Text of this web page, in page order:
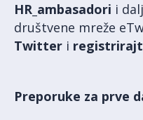
HR_ambasadori i
društvene mreže
Twitter i
Preporuke za prve